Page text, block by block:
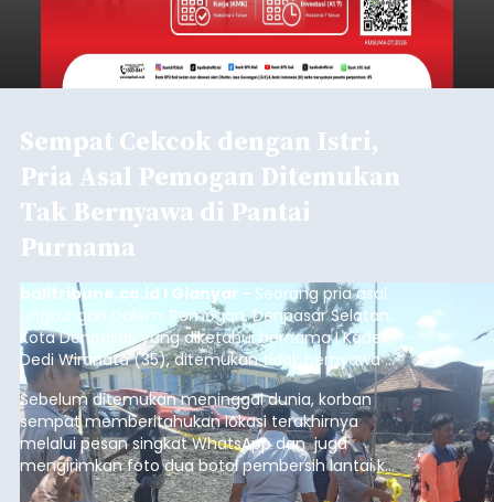
Sempat Cekcok dengan Istri,
Pria Asal Pemogan Ditemukan
Tak Bernyawa di Pantai
Purnama
balitribune.co.id I Gianyar - Seorang pria asal
Lingkungan Dalem, Pemogan, Denpasar Selatan,
Kota Denpasar, yang diketahui bernama I Kadek
Dedi Wiranata (35), ditemukan tidak bernyawa di
pesisir Pantai Purnama, Sukawati.
Sebelum ditemukan meninggal dunia, korban
sempat memberitahukan lokasi terakhirnya
melalui pesan singkat WhatsApp dan juga
mengirimkan foto dua botol pembersih lantai ke
istrinya.